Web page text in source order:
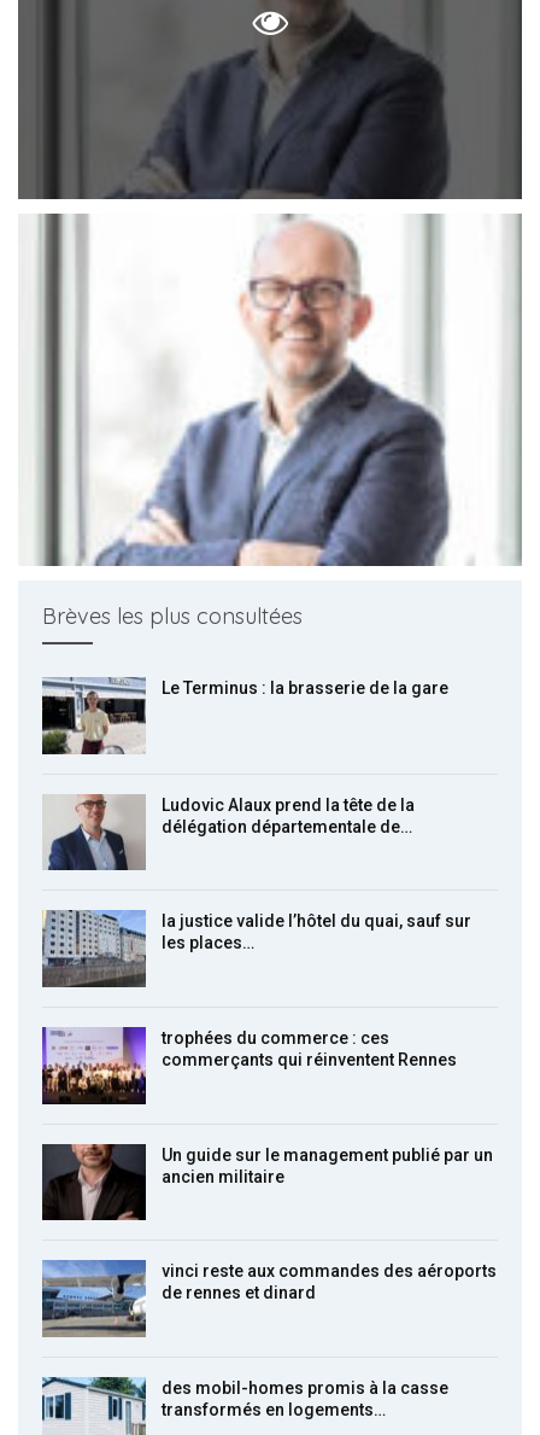
Brèves les plus consultées
Le Terminus : la brasserie de la gare
Ludovic Alaux prend la tête de la
délégation départementale de…
la justice valide l’hôtel du quai, sauf sur
les places…
trophées du commerce : ces
commerçants qui réinventent Rennes
Un guide sur le management publié par un
ancien militaire
vinci reste aux commandes des aéroports
de rennes et dinard
des mobil-homes promis à la casse
transformés en logements…